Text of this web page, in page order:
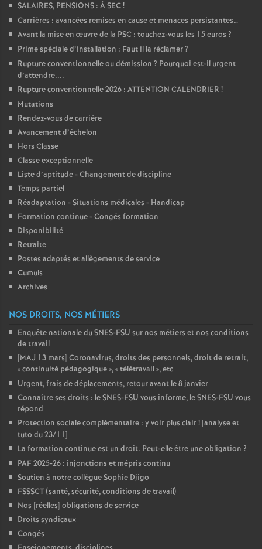
SALAIRES, PENSIONS : À SEC!
Carrières : avancées remises en cause et menaces persistantes…
Avant la mise en œuvre de la PSC : touchez-vous les 15 euros ?
Prime spéciale d’installation : Faut il la réclamer?
Rupture conventionnelle ou démission ? Pourquoi est-il urgent
d’attendre....
Rupture conventionnelle 2026 : ATTENTION CALENDRIER !
Mutations
Rendez-vous de carrière
Avancement d’échelon
Hors Classe
Classe exceptionnelle
Liste d’aptitude - Changement de discipline
Temps partiel
Réadaptation - Situations médicales - Handicap
Formation continue - Congés formation
Disponibilité
Retraite
Postes adaptés et allègements de service
Cumuls
Archives
NOS DROITS, NOS MÉTIERS
Enquête nationale du SNES-FSU sur nos métiers et nos conditions
de travail
[MAJ 13 mars] Coronavirus, droits des personnels, droit de retrait,
«continuité pédagogique», «télétravail», etc
Urgent, frais de déplacements, retour avant le 8 janvier
Connaître ses droits : le SNES-FSU vous informe, le SNES-FSU vous
répond
Protection sociale complémentaire : y voir plus clair! [analyse et
tuto du 23/11]
La formation continue est un droit. Peut-elle être une obligation ?
PAF 2025-26 : injonctions et mépris continu
Soutien à notre collègue Sophie Djigo
FSSSCT (santé, sécurité, conditions de travail)
Nos [réelles] obligations de service
Droits syndicaux
Congés